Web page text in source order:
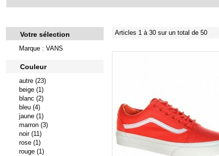
Votre sélection
Marque : VANS
Couleur
autre (23)
beige (1)
blanc (2)
bleu (4)
jaune (1)
marron (3)
noir (11)
rose (1)
rouge (1)
Articles 1 à 30 sur un total de 50